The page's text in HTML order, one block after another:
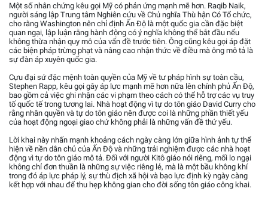
Một số nhân chứng kêu gọi Mỹ có phản ứng mạnh mẽ hơn. Raqib Naik,
người sáng lập Trung tâm Nghiên cứu về Chủ nghĩa Thù hận Có Tổ chức,
cho rằng Washington nên chỉ định Ấn Độ là một quốc gia cần đặc biệt
quan ngại, lập luận rằng hành động có ý nghĩa không thể bắt đầu nếu
không thừa nhận quy mô của vấn đề trước tiên. Ông cũng kêu gọi áp đặt
các biện pháp trừng phạt và nâng cao nhận thức về điều mà ông mô tả là
sự đàn áp xuyên quốc gia.
Cựu đại sứ đặc mệnh toàn quyền của Mỹ về tư pháp hình sự toàn cầu,
Stephen Rapp, kêu gọi gây áp lực mạnh mẽ hơn nữa lên chính phủ Ấn Độ,
bao gồm cả việc ghi nhận các vi phạm theo cách có thể hỗ trợ các vụ truy
tố quốc tế trong tương lai. Nhà hoạt động vì tự do tôn giáo David Curry cho
rằng nhân quyền và tự do tôn giáo nên được coi là những phần thiết yếu
của hoạt động ngoại giao chứ không phải là những vấn đề thứ yếu.
Lời khai này nhấn mạnh khoảng cách ngày càng lớn giữa hình ảnh tự thể
hiện về nền dân chủ của Ấn Độ và những trải nghiệm được các nhà hoạt
động vì tự do tôn giáo mô tả. Đối với người Kitô giáo nói riêng, mối lo ngại
không chỉ đơn thuần là những sự việc riêng lẻ, mà là một bầu không khí
trong đó áp lực pháp lý, sự thù địch xã hội và bạo lực định kỳ ngày càng
kết hợp với nhau để thu hẹp không gian cho đời sống tôn giáo công khai.